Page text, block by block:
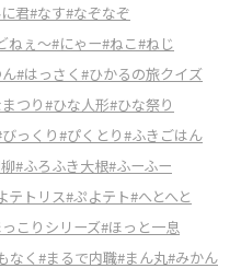
君#なす#なぞなぞ
ねぇ～#にゃー#ねこ#ねじ
#はっさく #ひかるの旅クイズ
つり#ひな人形#ひな祭り
っくり#ぴくとり#ふきごはん
#ふろふき大根#ふーふー
テトリス#ぷよテト#へとへと
こりシリーズ#ほっと一息
なく #まるで内職#まん丸#みかん